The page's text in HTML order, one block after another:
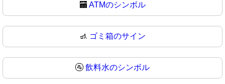
🏧 ATMのシンボル
🚮 ゴミ箱のサイン
🚰 飲料水のシンボル